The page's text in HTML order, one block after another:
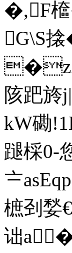
�,F檶
G\S
陔跁
kW磡
蹆棌
〧
樜刭
诎